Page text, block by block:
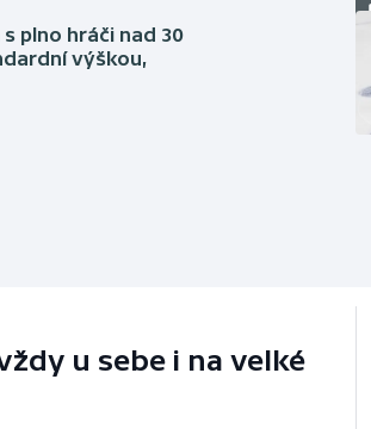
plno hráči nad 30
výškou,
u sebe i na velké